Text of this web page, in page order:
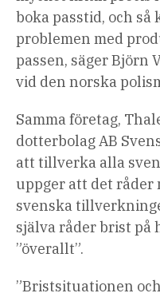
boka passtid, och så
problemen med
passen, säger Björn
vid den norska
Samma företag,
dotterbolag AB
att tillverka alla
uppger att det råder
svenska
själva råder brist på
”överallt”.
”Bristsituationen